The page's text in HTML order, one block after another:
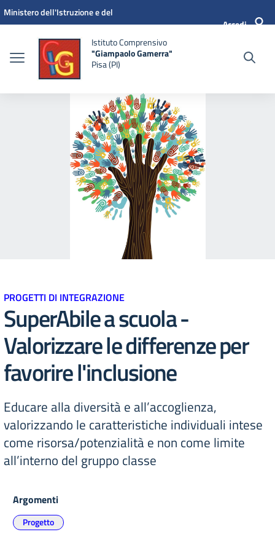
Vai ai contenuti
Vai al menu di navigazione
Vai al footer
Ministero dell'Istruzione e del
Accedi
Istituto Comprensivo
"Giampaolo Gamerra"
Pisa (PI)
PROGETTI DI INTEGRAZIONE
SuperAbile a scuola -
Valorizzare le differenze per
favorire l'inclusione
Educare alla diversità e all’accoglienza,
valorizzando le caratteristiche individuali intese
come risorsa/potenzialità e non come limite
all’interno del gruppo classe
Argomenti
Progetto